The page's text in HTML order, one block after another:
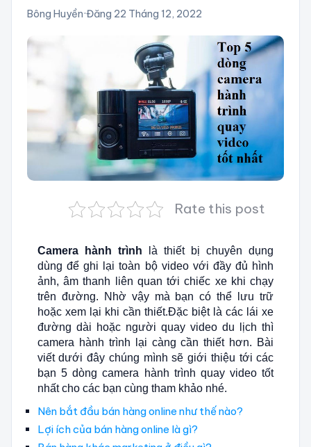
Bông Huyền·Đăng 22 Tháng 12, 2022
Rate this post
Camera hành trình là thiết bị chuyên dụng
dùng để ghi lại toàn bộ video với đầy đủ hình
ảnh, âm thanh liên quan tới chiếc xe khi chạy
trên đường. Nhờ vậy mà bạn có thể lưu trữ
hoặc xem lại khi cần thiết.Đặc biệt là các lái xe
đường dài hoặc người quay video du lịch thì
camera hành trình lại càng cần thiết hơn. Bài
viết dưới đây chúng mình sẽ giới thiệu tới các
bạn 5 dòng camera hành trình quay video tốt
nhất cho các bạn cùng tham khảo nhé.
Nên bắt đầu bán hàng online như thế nào?
Lợi ích của bán hàng online là gì?